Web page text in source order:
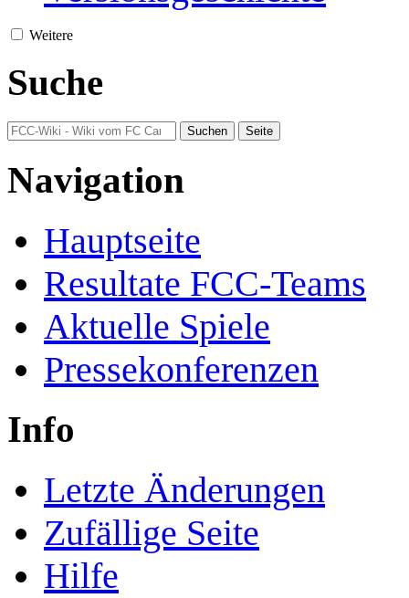
Weitere
Suche
Navigation
Hauptseite
Resultate FCC-Teams
Aktuelle Spiele
Pressekonferenzen
Info
Letzte Änderungen
Zufällige Seite
Hilfe